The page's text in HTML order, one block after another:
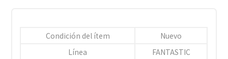
Condición del ítem
Nuevo
Línea
FANTASTIC